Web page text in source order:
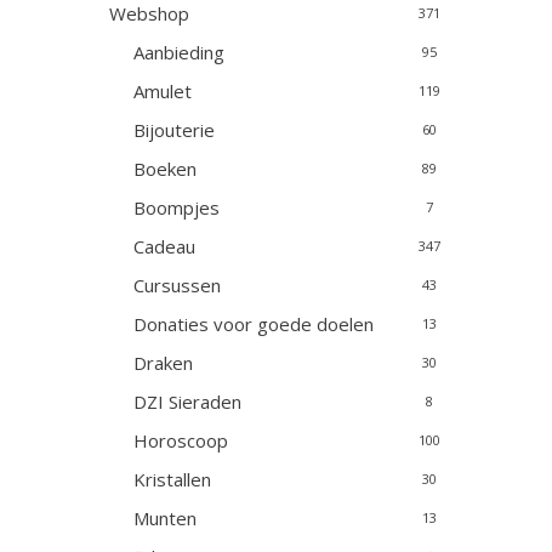
Webshop 371
Aanbieding 95
Amulet 119
Bijouterie 60
Boeken 89
Boompjes 7
Cadeau 347
Cursussen 43
Donaties voor goede doelen 13
Draken 30
DZI Sieraden 8
Horoscoop 100
Kristallen 30
Munten 13